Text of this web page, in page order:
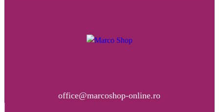
office@marcoshop-online.ro